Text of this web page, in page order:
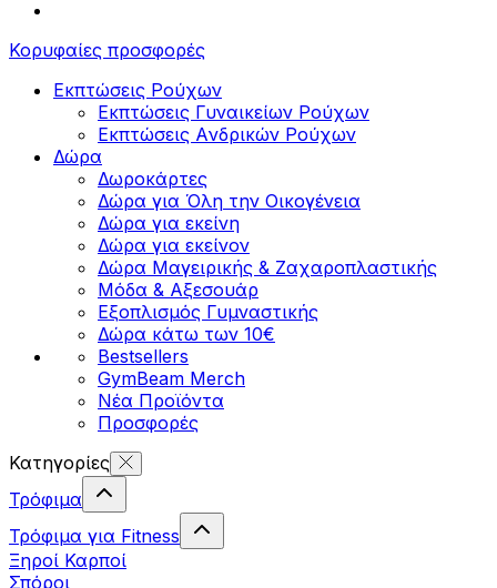
Κορυφαίες προσφορές
Εκπτώσεις Ρούχων
Εκπτώσεις Γυναικείων Ρούχων
Εκπτώσεις Aνδρικών Ρούχων
Δώρα
Δωροκάρτες
Δώρα για Όλη την Οικογένεια
Δώρα για εκείνη
Δώρα για εκείνον
Δώρα Μαγειρικής & Ζαχαροπλαστικής
Μόδα & Αξεσουάρ
Εξοπλισμός Γυμναστικής
Δώρα κάτω των 10€
Bestsellers
GymBeam Merch
Νέα Προϊόντα
Προσφορές
Κατηγορίες
Τρόφιμα
Τρόφιμα για Fitness
Ξηροί Καρποί
Σπόροι